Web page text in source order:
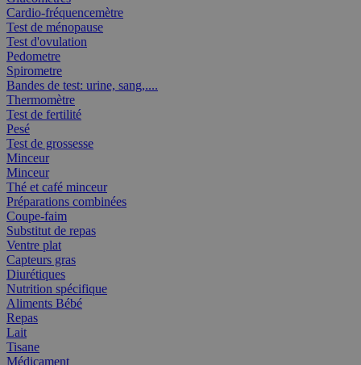
Cardio-fréquencemètre
Test de ménopause
Test d'ovulation
Pedometre
Spirometre
Bandes de test: urine, sang,....
Thermomètre
Test de fertilité
Pesé
Test de grossesse
Minceur
Minceur
Thé et café minceur
Préparations combinées
Coupe-faim
Substitut de repas
Ventre plat
Capteurs gras
Diurétiques
Nutrition spécifique
Aliments Bébé
Repas
Lait
Tisane
Médicament